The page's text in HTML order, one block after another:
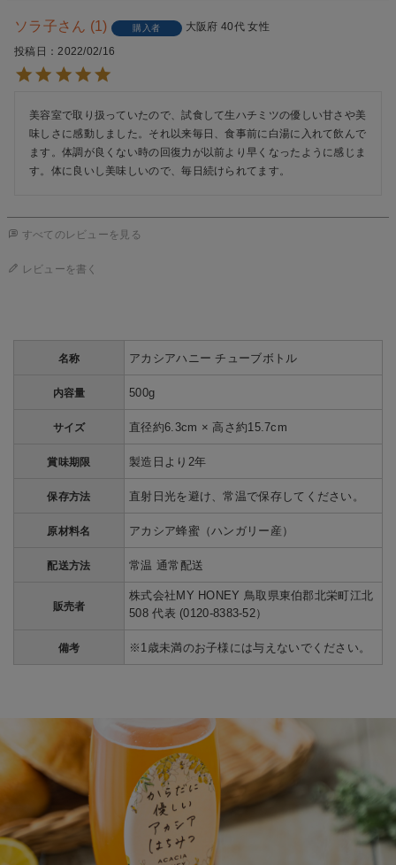
ソラ子 1 購入者 大阪府 40代 女性
投稿日 2022/02/16
美容室で取り扱っていたので、試食して生ハチミツの優しい甘さや美
味しさに感動しました。それ以来毎日、食事前に白湯に入れて飲んで
ます。体調が良くない時の回復力が以前より早くなったように感じま
す。体に良いし美味しいので、毎日続けられてます。
すべてのレビューを見る
レビューを書く
名称 アカシアハニー チューブボトル
内容量 500g
サイズ 直径約6.3cm × 高さ約15.7cm
賞味期限 製造日より2年
保存方法 直射日光を避け、常温で保存してください。
原材料名 アカシア蜂蜜（ハンガリー産）
配送方法 常温 通常配送
販売者
株式会社MY HONEY 鳥取県東伯郡北栄町江北
508 代表 (0120-8383-52）
備考 ※1歳未満のお子様には与えないでください。